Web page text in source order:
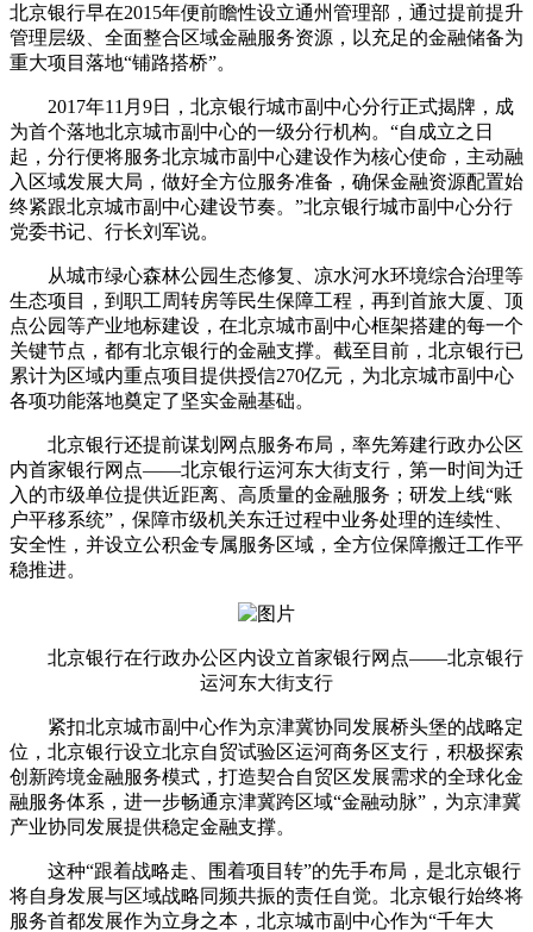
北京银行早在2015年便前瞻性设立通州管理部，通过提前提升
管理层级、全面整合区域金融服务资源，以充足的金融储备为
重大项目落地“铺路搭桥”。
2017年11月9日，北京银行城市副中心分行正式揭牌，成
为首个落地北京城市副中心的一级分行机构。“自成立之日
起，分行便将服务北京城市副中心建设作为核心使命，主动融
入区域发展大局，做好全方位服务准备，确保金融资源配置始
终紧跟北京城市副中心建设节奏。”北京银行城市副中心分行
党委书记、行长刘军说。
从城市绿心森林公园生态修复、凉水河水环境综合治理等
生态项目，到职工周转房等民生保障工程，再到首旅大厦、顶
点公园等产业地标建设，在北京城市副中心框架搭建的每一个
关键节点，都有北京银行的金融支撑。截至目前，北京银行已
累计为区域内重点项目提供授信270亿元，为北京城市副中心
各项功能落地奠定了坚实金融基础。
北京银行还提前谋划网点服务布局，率先筹建行政办公区
内首家银行网点——北京银行运河东大街支行，第一时间为迁
入的市级单位提供近距离、高质量的金融服务；研发上线“账
户平移系统”，保障市级机关东迁过程中业务处理的连续性、
安全性，并设立公积金专属服务区域，全方位保障搬迁工作平
稳推进。
北京银行在行政办公区内设立首家银行网点——北京银行
运河东大街支行
紧扣北京城市副中心作为京津冀协同发展桥头堡的战略定
位，北京银行设立北京自贸试验区运河商务区支行，积极探索
创新跨境金融服务模式，打造契合自贸区发展需求的全球化金
融服务体系，进一步畅通京津冀跨区域“金融动脉”，为京津冀
产业协同发展提供稳定金融支撑。
这种“跟着战略走、围着项目转”的先手布局，是北京银行
将自身发展与区域战略同频共振的责任自觉。北京银行始终将
服务首都发展作为立身之本，北京城市副中心作为“千年大